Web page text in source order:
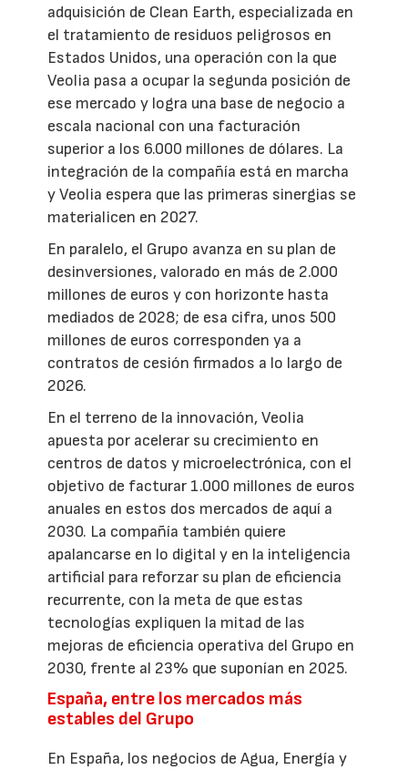
adquisición de Clean Earth, especializada en
el tratamiento de residuos peligrosos en
Estados Unidos, una operación con la que
Veolia pasa a ocupar la segunda posición de
ese mercado y logra una base de negocio a
escala nacional con una facturación
superior a los 6.000 millones de dólares. La
integración de la compañía está en marcha
y Veolia espera que las primeras sinergias se
materialicen en 2027.
En paralelo, el Grupo avanza en su plan de
desinversiones, valorado en más de 2.000
millones de euros y con horizonte hasta
mediados de 2028; de esa cifra, unos 500
millones de euros corresponden ya a
contratos de cesión firmados a lo largo de
2026.
En el terreno de la innovación, Veolia
apuesta por acelerar su crecimiento en
centros de datos y microelectrónica, con el
objetivo de facturar 1.000 millones de euros
anuales en estos dos mercados de aquí a
2030. La compañía también quiere
apalancarse en lo digital y en la inteligencia
artificial para reforzar su plan de eficiencia
recurrente, con la meta de que estas
tecnologías expliquen la mitad de las
mejoras de eficiencia operativa del Grupo en
2030, frente al 23% que suponían en 2025.
España, entre los mercados más
estables del Grupo
En España, los negocios de Agua, Energía y